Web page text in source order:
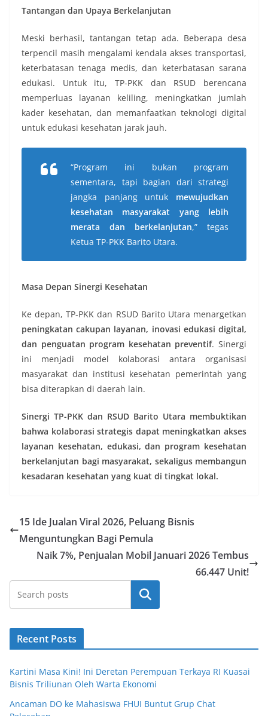
Tantangan dan Upaya Berkelanjutan
Meski berhasil, tantangan tetap ada. Beberapa desa
terpencil masih mengalami kendala akses transportasi,
keterbatasan tenaga medis, dan keterbatasan sarana
edukasi. Untuk itu, TP-PKK dan RSUD berencana
memperluas layanan keliling, meningkatkan jumlah
kader kesehatan, dan memanfaatkan teknologi digital
untuk edukasi kesehatan jarak jauh.
“Program ini bukan program
sementara, tapi bagian dari strategi
jangka panjang untuk mewujudkan
kesehatan masyarakat yang lebih
merata dan berkelanjutan,” tegas
Ketua TP-PKK Barito Utara.
Masa Depan Sinergi Kesehatan
Ke depan, TP-PKK dan RSUD Barito Utara menargetkan
peningkatan cakupan layanan, inovasi edukasi digital,
dan penguatan program kesehatan preventif. Sinergi
ini menjadi model kolaborasi antara organisasi
masyarakat dan institusi kesehatan pemerintah yang
bisa diterapkan di daerah lain.
Sinergi TP-PKK dan RSUD Barito Utara membuktikan
bahwa kolaborasi strategis dapat meningkatkan akses
layanan kesehatan, edukasi, dan program kesehatan
berkelanjutan bagi masyarakat, sekaligus membangun
kesadaran kesehatan yang kuat di tingkat lokal.
15 Ide Jualan Viral 2026, Peluang Bisnis
Menguntungkan Bagi Pemula
Naik 7%, Penjualan Mobil Januari 2026 Tembus
66.447 Unit!
Cari
Recent Posts
Kartini Masa Kini! Ini Deretan Perempuan Terkaya RI Kuasai
Bisnis Triliunan Oleh Warta Ekonomi
Ancaman DO ke Mahasiswa FHUI Buntut Grup Chat